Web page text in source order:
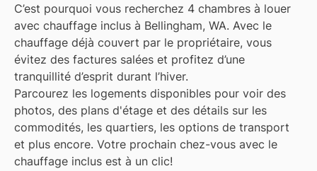
C’est pourquoi vous recherchez 4 chambres à louer
avec chauffage inclus à Bellingham, WA. Avec le
chauffage déjà couvert par le propriétaire, vous
évitez des factures salées et profitez d’une
tranquillité d’esprit durant l’hiver.
Parcourez les logements disponibles pour voir des
photos, des plans d'étage et des détails sur les
commodités, les quartiers, les options de transport
et plus encore. Votre prochain chez-vous avec le
chauffage inclus est à un clic!